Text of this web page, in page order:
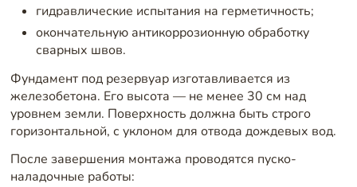
гидравлические испытания на герметичность;
окончательную антикоррозионную обработку
сварных швов.
Фундамент под резервуар изготавливается из
железобетона. Его высота — не менее 30 см над
уровнем земли. Поверхность должна быть строго
горизонтальной, с уклоном для отвода дождевых вод.
После завершения монтажа проводятся пуско-
наладочные работы: